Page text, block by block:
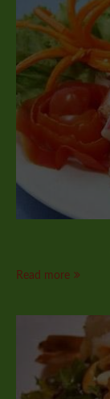
Read more